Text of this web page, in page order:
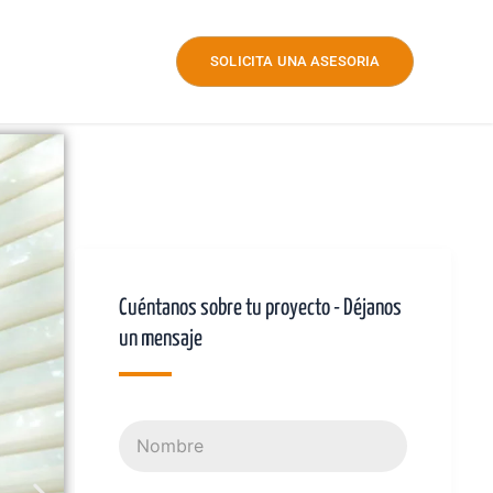
SOLICITA UNA ASESORIA
Cuéntanos sobre tu proyecto - Déjanos
un mensaje